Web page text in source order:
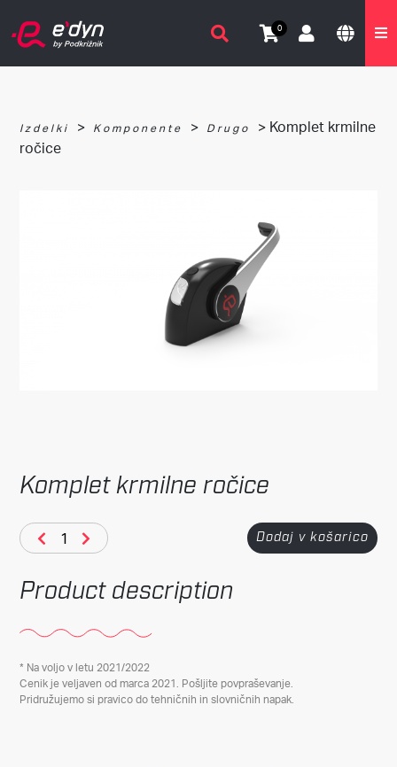
0
Izdelki > Komponente > Drugo
> Komplet krmilne
ročice
Komplet krmilne ročice
Dodaj v košarico
Product description
* Na voljo v letu 2021/2022
Cenik je veljaven od marca 2021. Pošljite povpraševanje.
Pridružujemo si pravico do tehničnih in slovničnih napak.